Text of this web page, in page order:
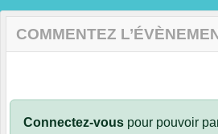
COMMENTEZ
Connectez-vous pour pouvoir